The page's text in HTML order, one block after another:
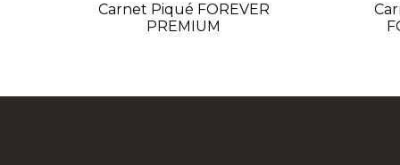
Carnet Piqué FOREVER
PREMIUM